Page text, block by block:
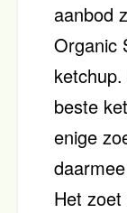
aanbod
Organic
beste
enige
Het